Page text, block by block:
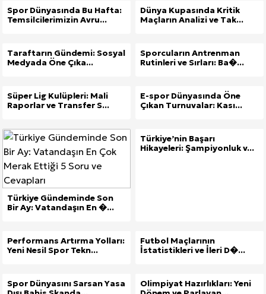
Spor Dünyasında Bu Hafta:
Temsilcilerimizin Avru...
Dünya Kupasında Kritik
Maçların Analizi ve Tak...
Taraftarın Gündemi: Sosyal
Medyada Öne Çıka...
Sporcuların Antrenman
Rutinleri ve Sırları: Ba�...
Süper Lig Kulüpleri: Mali
Raporlar ve Transfer S...
E-spor Dünyasında Öne
Çıkan Turnuvalar: Kası...
Türkiye Gündeminde Son
Bir Ay: Vatandaşın En �...
Türkiye’nin Başarı
Hikayeleri: Şampiyonluk v...
Performans Artırma Yolları:
Yeni Nesil Spor Tekn...
Futbol Maçlarının
İstatistikleri ve İleri D�...
Spor Dünyasını Sarsan Yasa
Olimpiyat Hazırlıkları: Yeni